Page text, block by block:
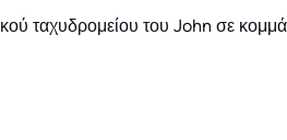
ταχυδρομείου του John σε